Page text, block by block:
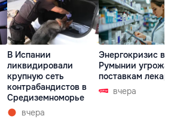
В Испании
ликвидировали
крупную сеть
контрабандистов в
Средиземноморье
вчера
Энергокризис в
Румынии
поставкам
вчера